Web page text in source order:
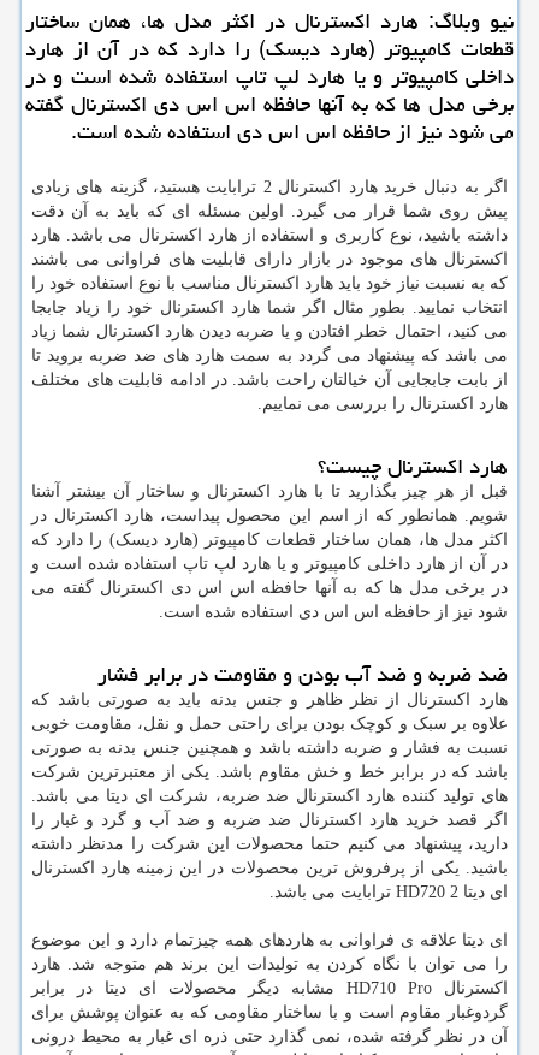
نیو وبلاگ: هارد اكسترنال در اكثر مدل ها، همان ساختار
قطعات كامپیوتر (هارد دیسك) را دارد كه در آن از هارد
داخلی كامپیوتر و یا هارد لپ تاپ استفاده شده است و در
برخی مدل ها كه به آنها حافظه اس اس دی اكسترنال گفته
می شود نیز از حافظه اس اس دی استفاده شده است.
اگر به دنبال خرید هارد اکسترنال 2 ترابایت هستید، گزینه های زیادی
پیش روی شما قرار می گیرد. اولین مسئله ای که باید به آن دقت
داشته باشید، نوع کاربری و استفاده از هارد اکسترنال می باشد. هارد
اکسترنال های موجود در بازار دارای قابلیت های فراوانی می باشند
که به نسبت نیاز خود باید هارد اکسترنال مناسب با نوع استفاده خود را
انتخاب نمایید. بطور مثال اگر شما هارد اکسترنال خود را زیاد جابجا
می کنید، احتمال خطر افتادن و یا ضربه دیدن هارد اکسترنال شما زیاد
می باشد که پیشنهاد می گردد به سمت هارد های ضد ضربه بروید تا
از بابت جابجایی آن خیالتان راحت باشد. در ادامه قابلیت های مختلف
هارد اکسترنال را بررسی می نماییم.
هارد اکسترنال چیست؟
قبل از هر چیز بگذارید تا با هارد اکسترنال و ساختار آن بیشتر آشنا
شویم. همانطور که از اسم این محصول پیداست، هارد اکسترنال در
اکثر مدل ها، همان ساختار قطعات کامپیوتر (هارد دیسک) را دارد که
در آن از هارد داخلی کامپیوتر و یا هارد لپ تاپ استفاده شده است و
در برخی مدل ها که به آنها حافظه اس اس دی اکسترنال گفته می
شود نیز از حافظه اس اس دی استفاده شده است.
ضد ضربه و ضد آب بودن و مقاومت در برابر فشار
هارد اکسترنال از نظر ظاهر و جنس بدنه باید به صورتی باشد که
علاوه بر سبک و کوچک بودن برای راحتی حمل و نقل، مقاومت خوبی
نسبت به فشار و ضربه داشته باشد و همچنین جنس بدنه به صورتی
باشد که در برابر خط و خش مقاوم باشد. یکی از معتبرترین شرکت
های تولید کننده هارد اکسترنال ضد ضربه، شرکت ای دیتا می باشد.
اگر قصد خرید هارد اکسترنال ضد ضربه و ضد آب و گرد و غبار را
دارید، پیشنهاد می کنیم حتما محصولات این شرکت را مدنظر داشته
باشید. یکی از پرفروش ترین محصولات در این زمینه هارد اکسترنال
ای دیتا HD720 2 ترابایت می باشد.
ای دیتا علاقه ی فراوانی به هاردهای همه چیزتمام دارد و این موضوع
را می توان با نگاه کردن به تولیدات این برند هم متوجه شد. هارد
اکسترنال HD710 Pro مشابه دیگر محصولات ای دیتا در برابر
گردوغبار مقاوم است و با ساختار مقاومی که به عنوان پوشش برای
آن در نظر گرفته شده، نمی گذارد حتی ذره ای غبار به محیط درونی